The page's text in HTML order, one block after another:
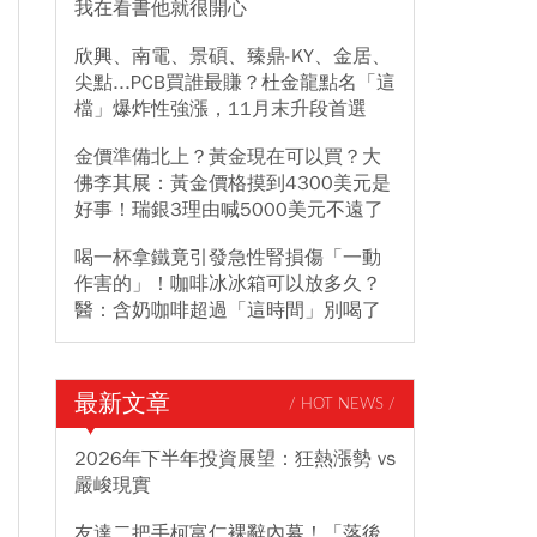
我在看書他就很開心
欣興、南電、景碩、臻鼎-KY、金居、
尖點...PCB買誰最賺？杜金龍點名「這
檔」爆炸性強漲，11月末升段首選
金價準備北上？黃金現在可以買？大
佛李其展：黃金價格摸到4300美元是
好事！瑞銀3理由喊5000美元不遠了
喝一杯拿鐵竟引發急性腎損傷「一動
作害的」！咖啡冰冰箱可以放多久？
醫：含奶咖啡超過「這時間」別喝了
最新文章 / HOT NEWS /
2026年下半年投資展望：狂熱漲勢 vs
嚴峻現實